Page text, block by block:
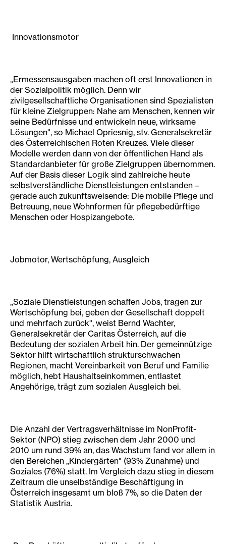
Innovationsmotor
„Ermessensausgaben machen oft erst Innovationen in
der Sozialpolitik möglich. Denn wir
zivilgesellschaftliche Organisationen sind Spezialisten
für kleine Zielgruppen: Nahe am Menschen, kennen wir
seine Bedürfnisse und entwickeln neue, wirksame
Lösungen", so Michael Opriesnig, stv. Generalsekretär
des Österreichischen Roten Kreuzes. Viele dieser
Modelle werden dann von der öffentlichen Hand als
Standardanbieter für große Zielgruppen übernommen.
Auf der Basis dieser Logik sind zahlreiche heute
selbstverständliche Dienstleistungen entstanden –
gerade auch zukunftsweisende: Die mobile Pflege und
Betreuung, neue Wohnformen für pflegebedürftige
Menschen oder Hospizangebote.
Jobmotor, Wertschöpfung, Ausgleich
„Soziale Dienstleistungen schaffen Jobs, tragen zur
Wertschöpfung bei, geben der Gesellschaft doppelt
und mehrfach zurück", weist Bernd Wachter,
Generalsekretär der Caritas Österreich, auf die
Bedeutung der sozialen Arbeit hin. Der gemeinnützige
Sektor hilft wirtschaftlich strukturschwachen
Regionen, macht Vereinbarkeit von Beruf und Familie
möglich, hebt Haushaltseinkommen, entlastet
Angehörige, trägt zum sozialen Ausgleich bei.
Die Anzahl der Vertragsverhältnisse im NonProfit-
Sektor (NPO) stieg zwischen dem Jahr 2000 und
2010 um rund 39% an, das Wachstum fand vor allem in
den Bereichen „Kindergärten" (93% Zunahme) und
Soziales (76%) statt. Im Vergleich dazu stieg in diesem
Zeitraum die unselbständige Beschäftigung in
Österreich insgesamt um bloß 7%, so die Daten der
Statistik Austria.